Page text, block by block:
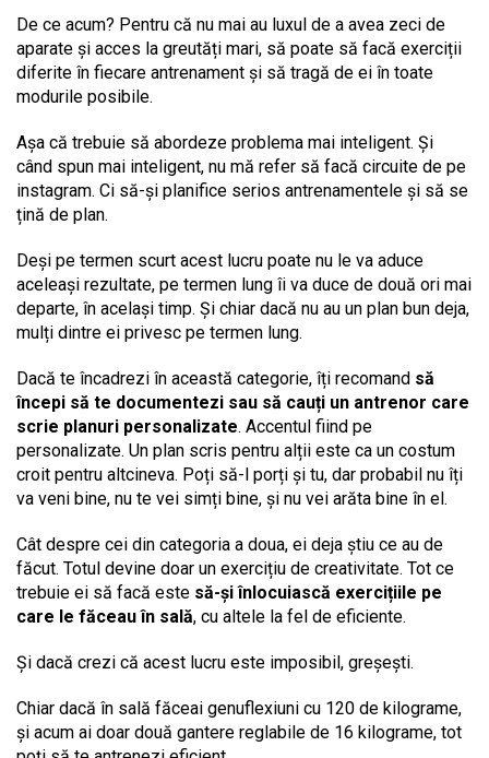
De ce acum? Pentru că nu mai au luxul de a avea zeci de
aparate și acces la greutăți mari, să poate să facă exerciții
diferite în fiecare antrenament și să tragă de ei în toate
modurile posibile.
Așa că trebuie să abordeze problema mai inteligent. Și
când spun mai inteligent, nu mă refer să facă circuite de pe
instagram. Ci să-și planifice serios antrenamentele și să se
țină de plan.
Deși pe termen scurt acest lucru poate nu le va aduce
aceleași rezultate, pe termen lung îi va duce de două ori mai
departe, în același timp. Și chiar dacă nu au un plan bun deja,
mulți dintre ei privesc pe termen lung.
Dacă te încadrezi în această categorie, îți recomand să
începi să te documentezi sau să cauți un antrenor care
scrie planuri personalizate. Accentul fiind pe
personalizate. Un plan scris pentru alții este ca un costum
croit pentru altcineva. Poți să-l porți și tu, dar probabil nu îți
va veni bine, nu te vei simți bine, și nu vei arăta bine în el.
Cât despre cei din categoria a doua, ei deja știu ce au de
făcut. Totul devine doar un exercițiu de creativitate. Tot ce
trebuie ei să facă este să-și înlocuiască exercițiile pe
care le făceau în sală, cu altele la fel de eficiente.
Și dacă crezi că acest lucru este imposibil, greșești.
Chiar dacă în sală făceai genuflexiuni cu 120 de kilograme,
și acum ai doar două gantere reglabile de 16 kilograme, tot